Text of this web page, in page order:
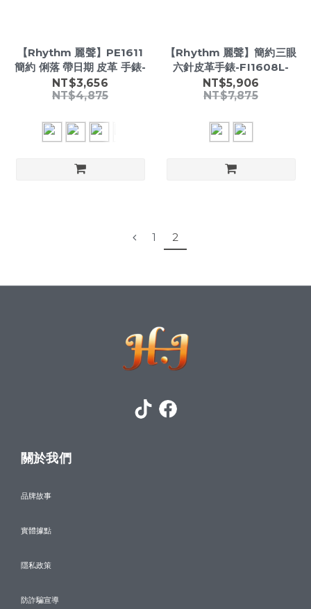
【Rhythm 麗聲】PE1611
簡約 俐落 帶日期 皮革 手錶-
NT$3,656
NT$4,875
【Rhythm 麗聲】簡約三眼
六針皮革手錶-FI1608L-
NT$5,906
NT$7,875
1 2
關於我們
品牌故事
實體據點
隱私政策
防詐騙宣導